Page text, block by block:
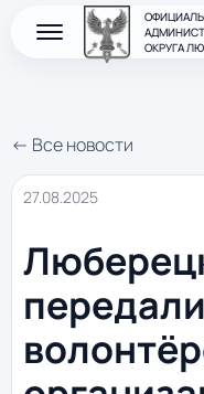
ОКРУГА
← Все новости
27.08.2025
передали